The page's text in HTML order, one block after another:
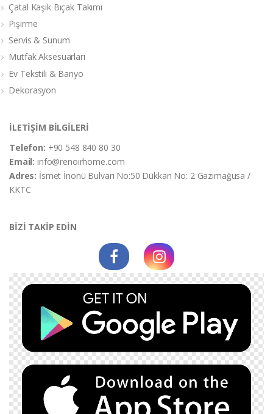
Çatal Kaşık Bıçak Takımı
Pişirme
Servis & Sunum
Mutfak Aksesuarları
Ev Tekstili & Banyo
Dekorasyon
İLETİŞİM BİLGİLERİ
Telefon: +90 548 840 80 30
Email:info@renoirhome.com
Adres: İsmet İnonü Bulvarı No:50 Dükkan No: 2 Gazimağusa /
KKTC
BİZİ TAKİP EDİN